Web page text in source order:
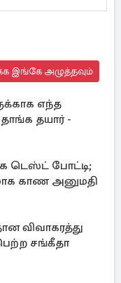
இங்கே அழுத்தவும்
எந்த
தயார் -
டெஸ்ட் போட்டி;
காண அனுமதி
விவாகரத்து
சங்கீதா